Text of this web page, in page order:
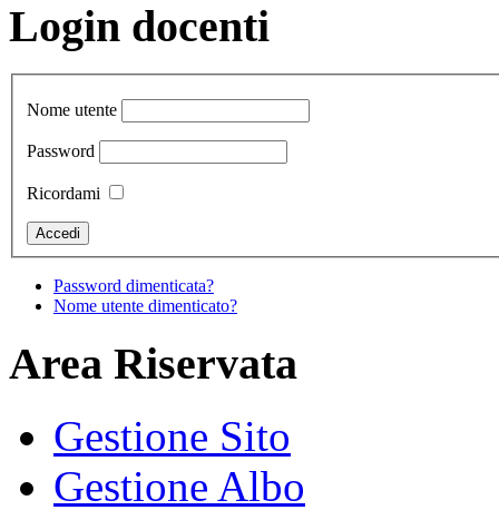
Login docenti
Nome utente
Password
Ricordami
Password dimenticata?
Nome utente dimenticato?
Area Riservata
Gestione Sito
Gestione Albo